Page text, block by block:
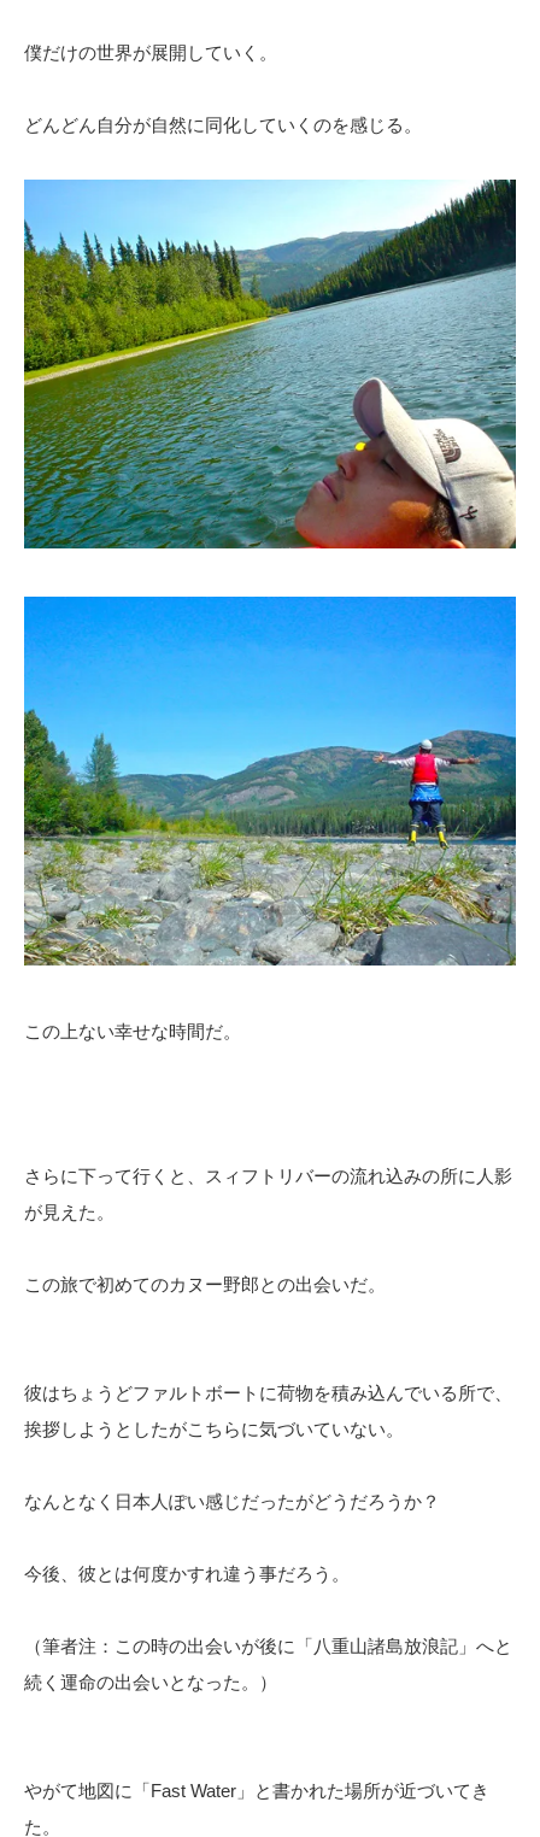
僕だけの世界が展開していく。
どんどん自分が自然に同化していくのを感じる。
この上ない幸せな時間だ。
さらに下って行くと、スィフトリバーの流れ込みの所に人影
が見えた。
この旅で初めてのカヌー野郎との出会いだ。
彼はちょうどファルトボートに荷物を積み込んでいる所で、
挨拶しようとしたがこちらに気づいていない。
なんとなく日本人ぽい感じだったがどうだろうか？
今後、彼とは何度かすれ違う事だろう。
（筆者注：この時の出会いが後に「八重山諸島放浪記」へと
続く運命の出会いとなった。）
やがて地図に「Fast Water」と書かれた場所が近づいてき
た。